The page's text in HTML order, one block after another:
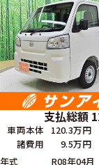
支払総額
車両本体
120.3万円
諸費用
9.5万円
年式
R08年04月